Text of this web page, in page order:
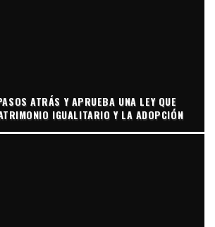
ATRÁS Y APRUEBA UNA LEY QUE
IGUALITARIO Y LA ADOPCIÓN